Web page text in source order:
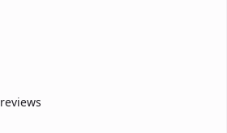
reviews